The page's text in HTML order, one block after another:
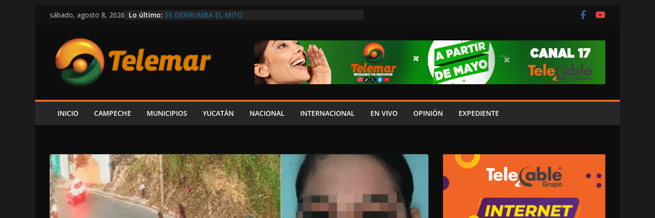
Saltar
contenido
sábado, agosto 8, 2026 Lo último: SE DERRUMBA EL MITO
REPUBLICANA; “HASTA MADRID LE LLEGAN LAS CRÍTICAS”
EN LAS TRIPAS DEL JAGUAR: 08 DE AGOSTO DE 2026
CAPTAN A LAYDA EN UNA DE LAS CADENAS DE ARTÍCULOS
DE LUJO MÁS GRANDES DE EUROPA: MARCEL CARRILLO
VIVE CAMPECHE SU PEOR MOMENTO: PAN; LA ECONOMÍA
OBRAS Y MEDIOS CRÍTICOS SON CENSURADOS
INICIO
CAMPECHE MUNICIPIOS YUCATÁN NACIONAL INTERNACIONAL EN VIVO OPINIÓN EXPEDIENTE